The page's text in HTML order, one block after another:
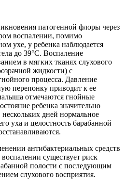
патогенной флоры через
воспалении, помимо
ухе, у ребенка наблюдается
до 39°C. Воспаление
в мягких тканях слухового
жидкости) с
процесса. Давление
перепонку приводит к ее
отмечаются гнойные
ребенка значительно
дней нормальное
уха и целостность барабанной
антибактериальных средств
существует риск
полости с последующим
слухового восприятия.